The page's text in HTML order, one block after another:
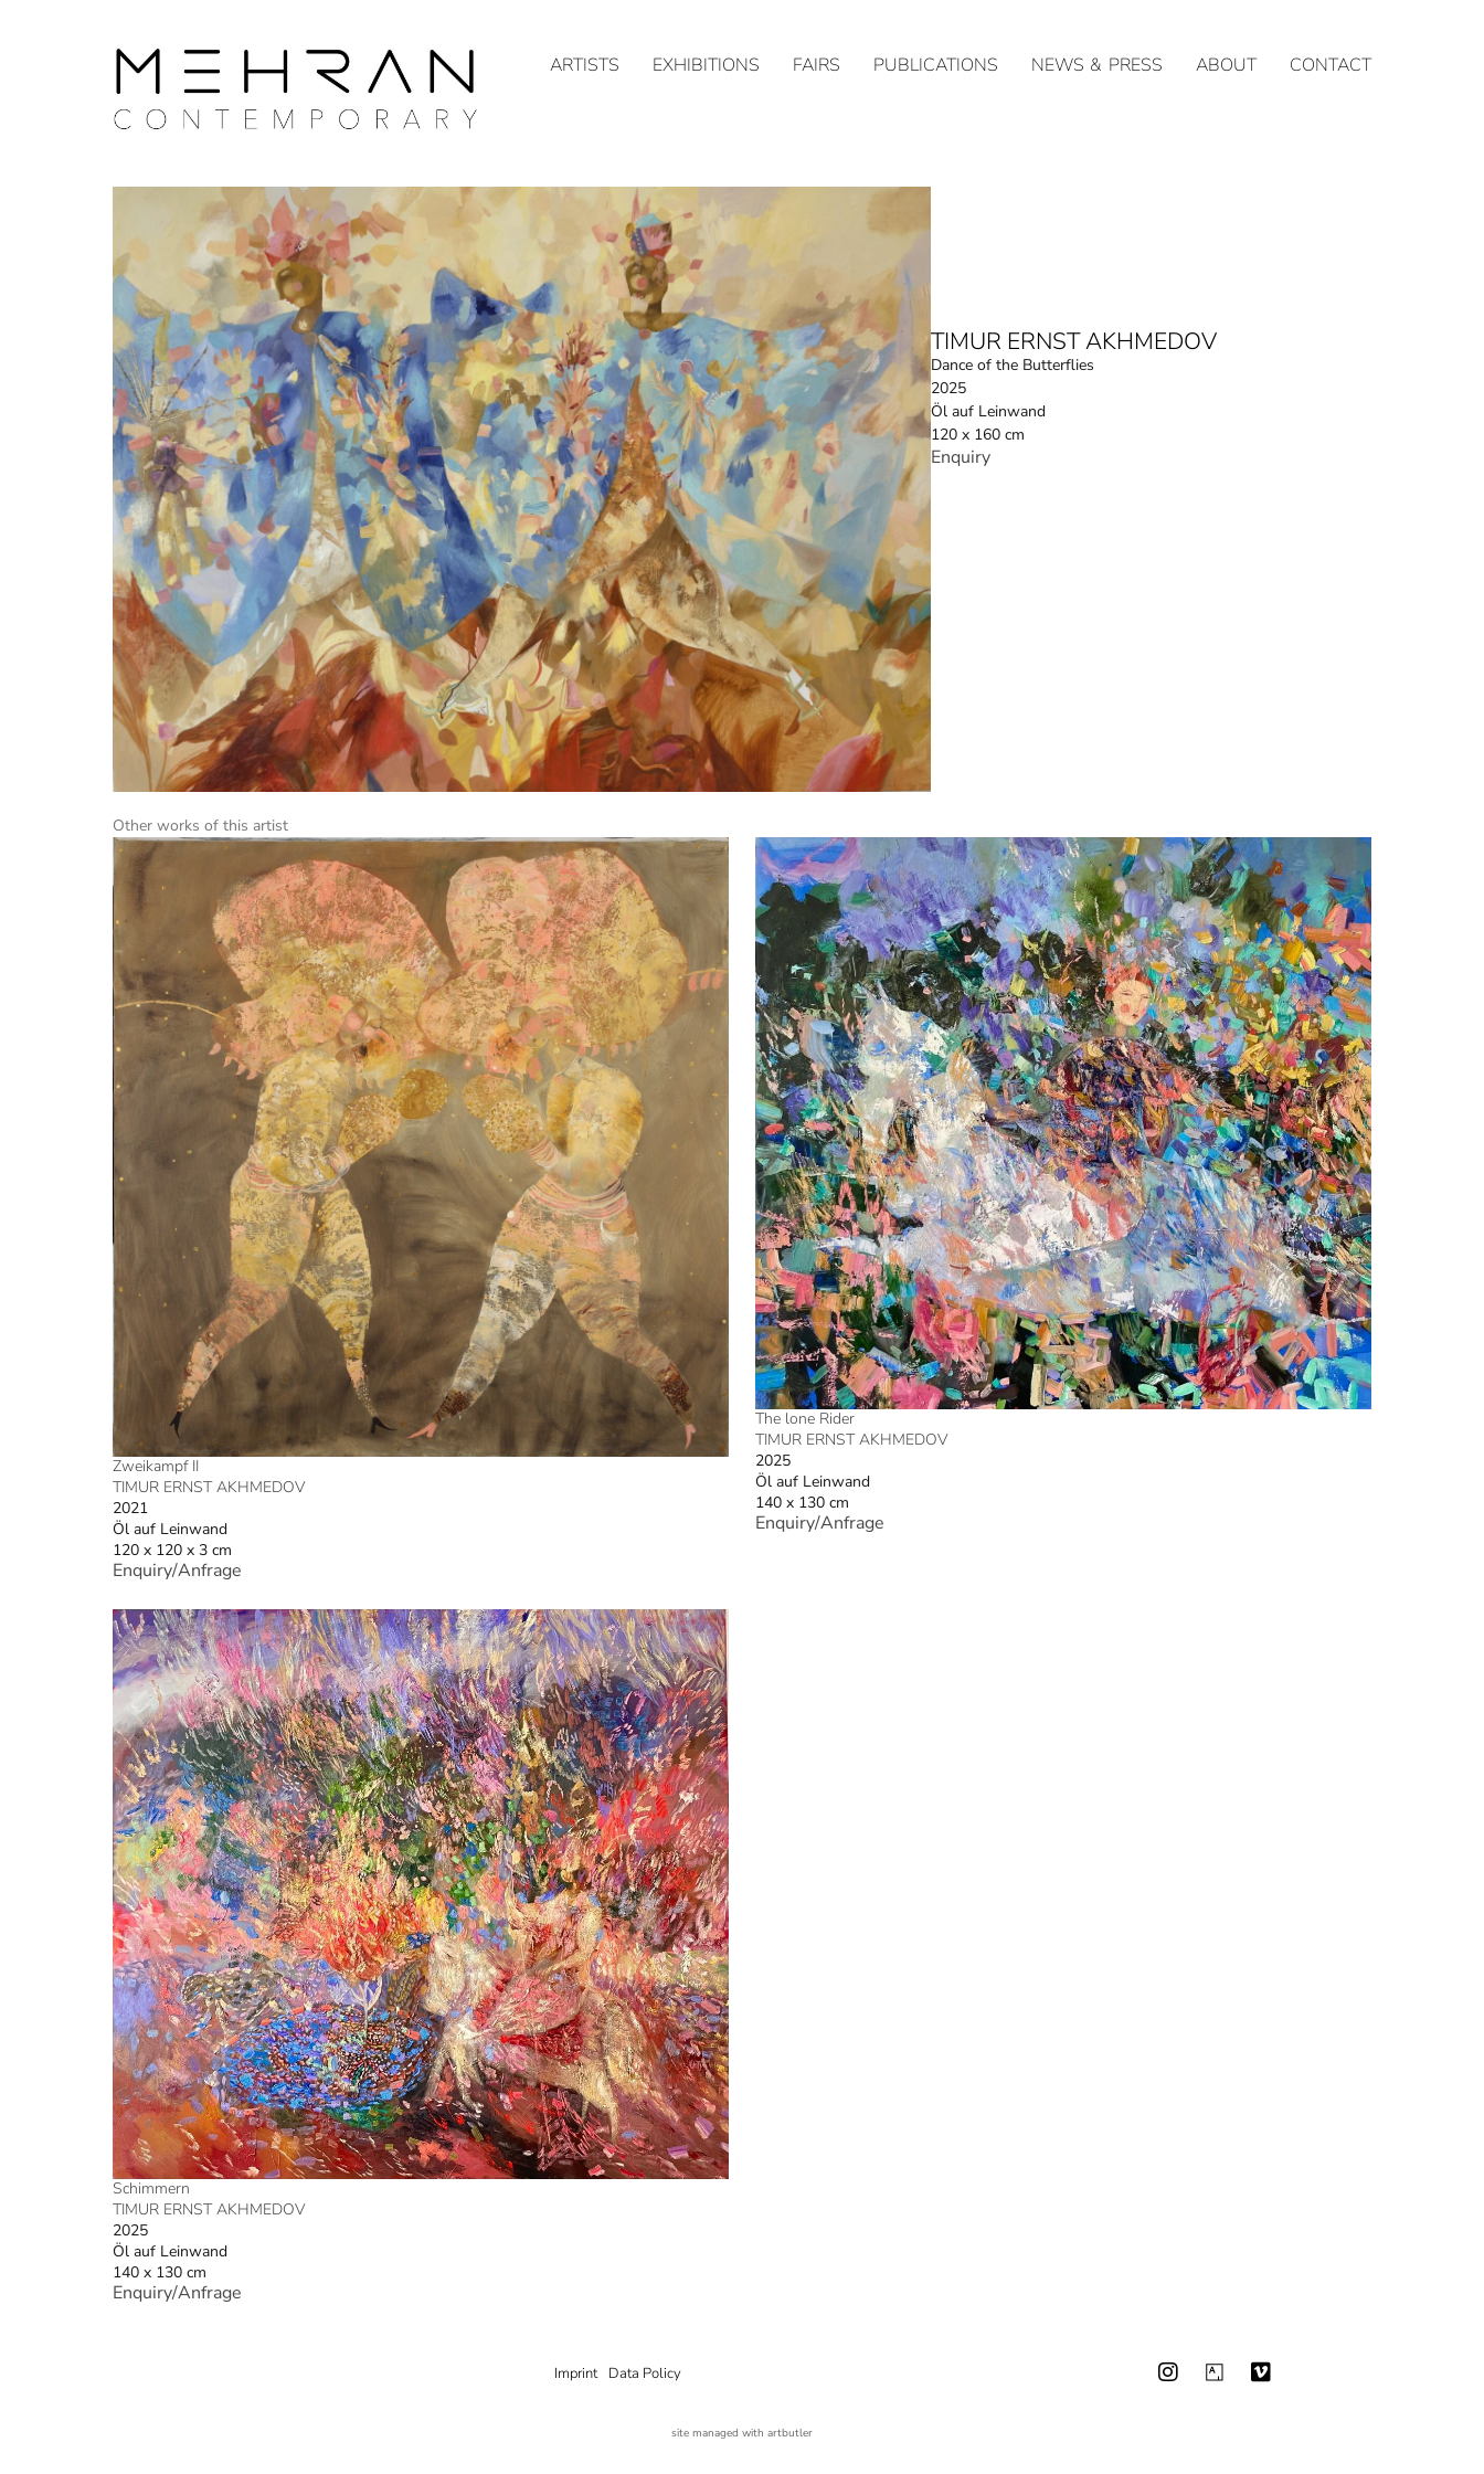
ARTISTS EXHIBITIONS FAIRS PUBLICATIONS NEWS & PRESS ABOUT CONTACT
TIMUR ERNST AKHMEDOV
Dance of the Butterflies
2025
Öl auf Leinwand
120 x 160 cm
Enquiry
Other works of this artist
Zweikampf II
TIMUR ERNST AKHMEDOV
2021
Öl auf Leinwand
120 x 120 x 3 cm
Enquiry/Anfrage
The lone Rider
TIMUR ERNST AKHMEDOV
2025
Öl auf Leinwand
140 x 130 cm
Enquiry/Anfrage
Schimmern
TIMUR ERNST AKHMEDOV
2025
Öl auf Leinwand
140 x 130 cm
Enquiry/Anfrage
Imprint Data Policy
site managed with artbutler